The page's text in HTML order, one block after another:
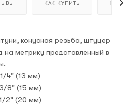
КАК КУПИТЬ ОПЛАТА
конусная резьба, штуцер
метрику представленный в
4" (13 мм)
8" (15 мм)
2" (20 мм)